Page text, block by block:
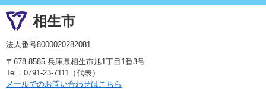
相生市
法人番号8000020282081
〒678-8585 兵庫県相生市旭1丁目1番3号
Tel：0791-23-7111（代表）
メールでのお問い合わせはこちら